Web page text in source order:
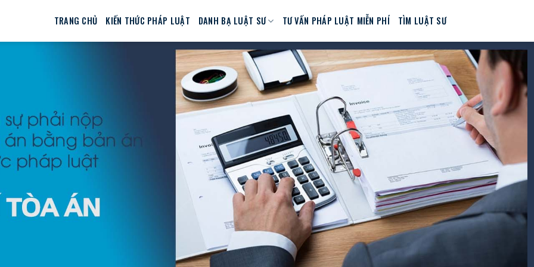
TRANG CHỦ KIẾN THỨC PHÁP LUẬT DANH BẠ LUẬT SƯ TƯ VẤN PHÁP LUẬT MIỄN PHÍ TÌM LUẬT SƯ